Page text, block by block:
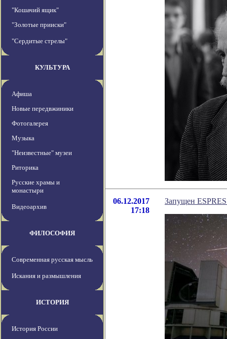
"Кошачий ящик"
"Золотые прииски"
"Сердитые стрелы"
КУЛЬТУРА
Афиша
Новые передвжиники
Фотогалерея
Музыка
"Неизвестные" музеи
Риторика
Русские храмы и
монастыри
Видеоархив
ФИЛОСОФИЯ
Современная русская мысль
Искания и размышления
ИСТОРИЯ
История России
06.12.2017
17:18
Запущен